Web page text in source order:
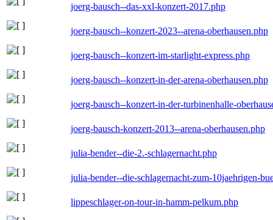
joerg-bausch--das-xxl-konzert-2017.php
joerg-bausch--konzert-2023--arena-oberhausen.php
joerg-bausch--konzert-im-starlight-express.php
joerg-bausch--konzert-in-der-arena-oberhausen.php
joerg-bausch--konzert-in-der-turbinenhalle-
joerg-bausch-konzert-2013--arena-oberhausen.php
julia-bender--die-2.-schlagernacht.php
julia-bender--die-schlagernacht-zum-10jaehrigen-
lippeschlager-on-tour-in-hamm-pelkum.php